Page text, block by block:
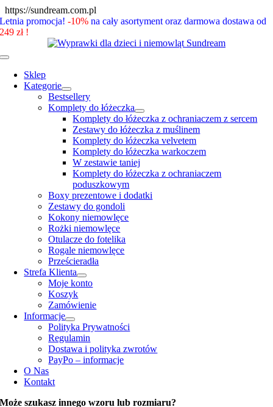
https://sundream.com.pl
to
Letnia promocja!-10% na cały asortyment oraz darmowa dostawa od
249 zł !
Toggle
Navigation
Sklep
Kategorie
Bestsellery
Komplety do łóżeczka
Komplety do łóżeczka z ochraniaczem z sercem
Zestawy do łóżeczka z muślinem
Komplety do łóżeczka velvetem
Komplety do łóżeczka warkoczem
W zestawie taniej
Komplety do łóżeczka z ochraniaczem
poduszkowym
Boxy prezentowe i dodatki
Zestawy do gondoli
Kokony niemowlęce
Rożki niemowlęce
Otulacze do fotelika
Rogale niemowlęce
Prześcieradła
Strefa Klienta
Moje konto
Koszyk
Zamówienie
Informacje
Polityka Prywatności
Regulamin
Dostawa i polityka zwrotów
PayPo – informacje
O Nas
Kontakt
Może szukasz innego wzoru lub rozmiaru?